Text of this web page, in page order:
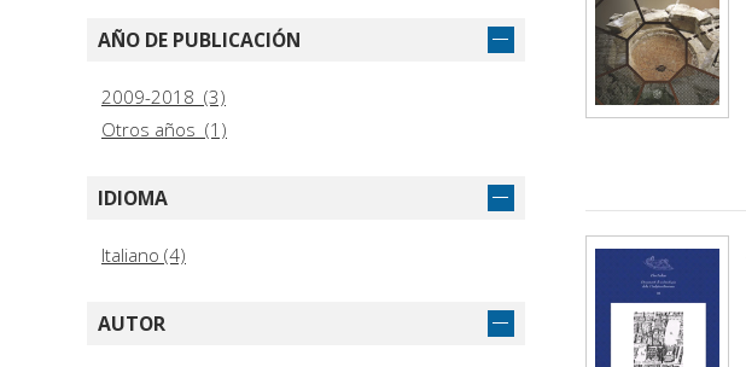
AÑO DE PUBLICACIÓN
2009-2018 (3)
Otros años (1)
IDIOMA
Italiano (4)
AUTOR